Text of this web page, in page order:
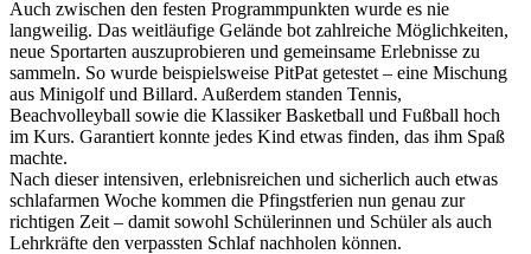
Auch zwischen den festen Programmpunkten wurde es nie
langweilig. Das weitläufige Gelände bot zahlreiche Möglichkeiten,
neue Sportarten auszuprobieren und gemeinsame Erlebnisse zu
sammeln. So wurde beispielsweise PitPat getestet – eine Mischung
aus Minigolf und Billard. Außerdem standen Tennis,
Beachvolleyball sowie die Klassiker Basketball und Fußball hoch
im Kurs. Garantiert konnte jedes Kind etwas finden, das ihm Spaß
machte.
Nach dieser intensiven, erlebnisreichen und sicherlich auch etwas
schlafarmen Woche kommen die Pfingstferien nun genau zur
richtigen Zeit – damit sowohl Schülerinnen und Schüler als auch
Lehrkräfte den verpassten Schlaf nachholen können.